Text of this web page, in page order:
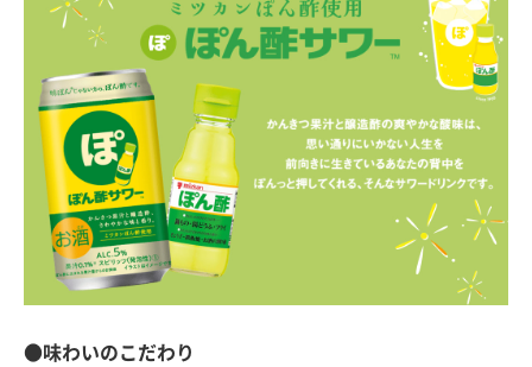
●味わいのこだわり